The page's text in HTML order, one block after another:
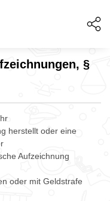
§
herstellt oder eine
Aufzeichnung
oder mit Geldstrafe